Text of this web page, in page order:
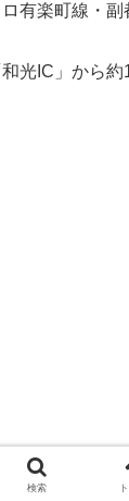
有楽町線・
光IC」から約
検索